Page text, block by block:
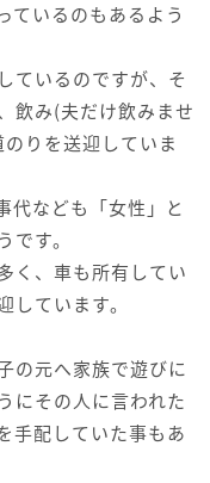
ているのもあるよう
ているのですが、そ
飲み(夫だけ飲みませ
りを送迎していま
代なども「女性」と
す。
く、車も所有してい
ています。
の元へ家族で遊びに
にその人に言われた
手配していた事もあ